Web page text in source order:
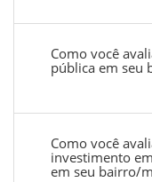
Como você
pública em seu
Como você
investimento
em seu bairro/